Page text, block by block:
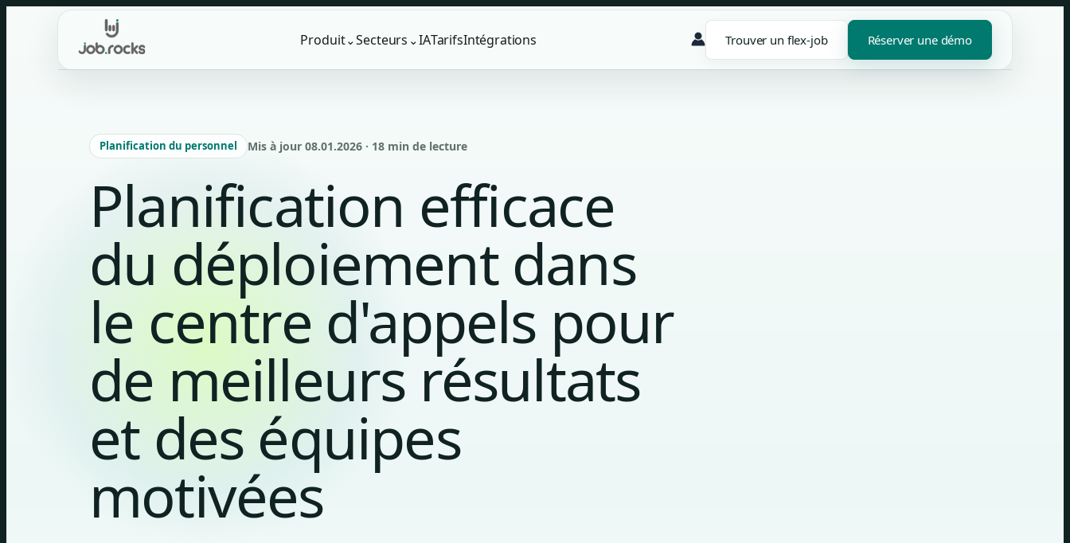
Produit⌄Secteurs ⌄IATarifsIntégrations Trouver un flex-job Réserver une démo
Planification du personnel Mis à jour 08.01.2026 · 18 min de lecture
Planification efficace
du déploiement dans
le centre d'appels pour
de meilleurs résultats
et des équipes
motivées